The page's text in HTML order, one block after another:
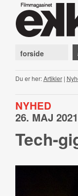
forside
Du er her:Artikler|
NYHED
26. MAJ
Tech-